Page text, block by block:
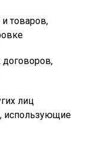
товаров,
договоров,
лиц
использующие